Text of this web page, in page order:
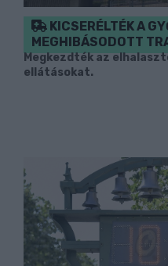
KICSERÉLTÉK A
MEGHIBÁSODOTT
Megkezdték az
ellátásokat.